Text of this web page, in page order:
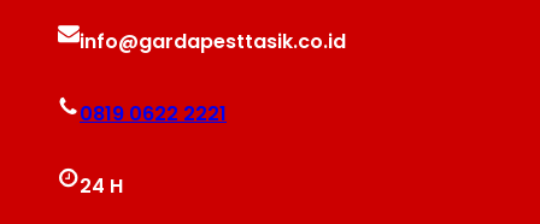
info@gardapesttasik.co.id
0819 0622 2221
24 H